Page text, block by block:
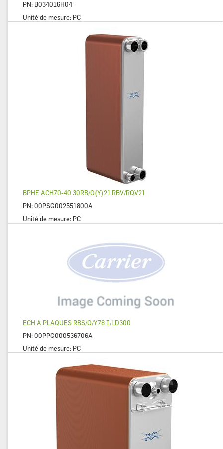
PN: B034016H04
Unité de mesure: PC
BPHE ACH70-40 30RB/Q(Y)21 RBV/RQV21
PN:00PSG002551800A
Unité de mesure: PC
ECH A PLAQUES RBS/Q/Y78 I/LD300
PN:00PPG000536706A
Unité de mesure: PC